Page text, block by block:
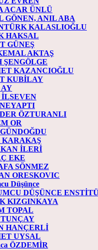
ACAR ÜNLÜ
GÖNEN, ANIL ABA
KALASLIOĞLU
HAKSAL
GÜNEŞ
AKTAŞ
ŞENGÖLGE
KAZANCIOĞLU
KUBİLAY
ÖZTURANLI
OR
KARAKAŞ
İLERİ
EKE
SÖNMEZ
ORESKOVIC
Düşünce
DÜŞÜNCE
KIZGINKAYA
TOPAL
HANÇERLİ
UYSAL
ÖZDEMİR